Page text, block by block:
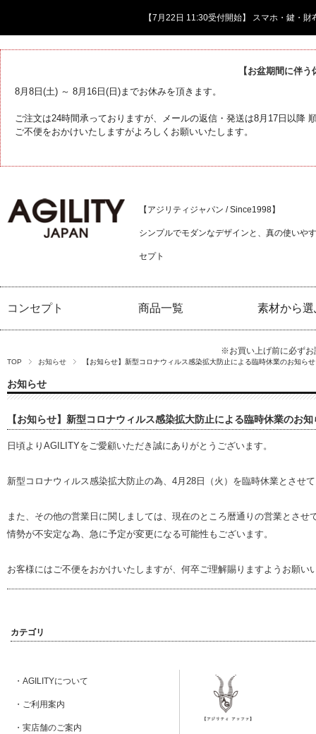
【7月22日 11:30受付開始】 スマホ・鍵・
【お盆期間に伴
8月8日(土) ～ 8月16日(日)までお休みを頂きます。
ご注文は24時間承っておりますが、メールの返信・発送は8月17日以降
ご不便をおかけいたしますがよろしくお願いいたします。
【アジリティジャパン / Since1998】
シンプルでモダンなデザインと、真の使いや
セプト
コンセプト 商品一覧 素材から選
※お買い上げ前に必ず
TOP お知らせ 【お知らせ】新型コロナウィルス感染拡大防止による臨時休業のお知らせ
お知らせ
【お知らせ】新型コロナウィルス感染拡大防止による臨時休業のお知
日頃よりAGILITYをご愛顧いただき誠にありがとうございます。
新型コロナウィルス感染拡大防止の為、4月28日（火）を臨時休業とさせ
また、その他の営業日に関しましては、現在のところ暦通りの営業とさせ
情勢が不安定な為、急に予定が変更になる可能性もございます。
お客様にはご不便をおかけいたしますが、何卒ご理解賜りますようお願い
カテゴリ
・AGILITYについて
・ご利用案内
・実店舗のご案内